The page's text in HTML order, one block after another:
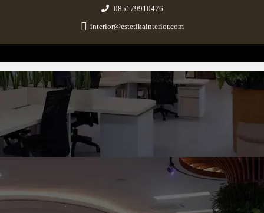
085179910476
interior@estetikainterior.com
Estetika Interior
Design & Build Consultant